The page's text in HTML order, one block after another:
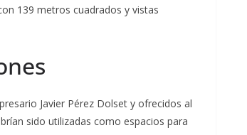
139 metros cuadrados y vistas
Javier Pérez Dolset y ofrecidos al
sido utilizadas como espacios para